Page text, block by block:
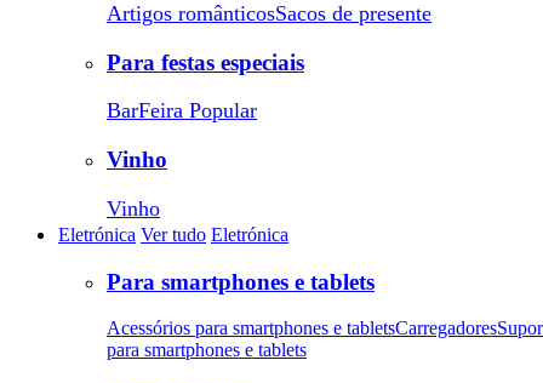
Artigos românticosSacos de presente
Para festas especiais
BarFeira Popular
Vinho
Vinho
Eletrónica Ver tudo Eletrónica
Para smartphones e tablets
Acessórios para smartphones e tabletsCarregadores
para smartphones e tablets